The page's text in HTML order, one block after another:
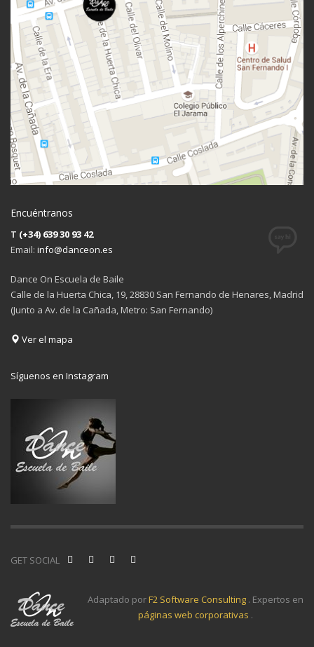
Encuéntranos
T (+34) 639 30 93 42
Email: info@danceon.es
Dance On Escuela de Baile
Calle de la Huerta Chica, 19, 28830 San Fernando de Henares, Madrid
(Junto a Av. de la Cañada, Metro: San Fernando)
Ver el mapa
Síguenos en Instagram
GET SOCIAL
Adaptado porF2 Software Consulting . Expertos en
páginas web corporativas .